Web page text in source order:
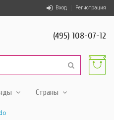
Вход Регистрация
(495) 108-07-12
Страны